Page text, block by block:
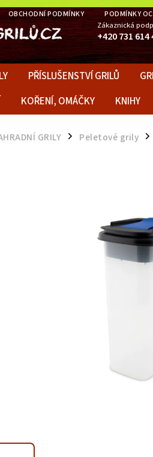
OBCHODNÍ PODMÍNKY PODMÍNKY
Zákaznická
+420 731 614
PŘÍSLUŠENSTVÍ GRILŮ
KOŘENÍ, OMÁČKY KNIHY
GRILY / Peletové grily /